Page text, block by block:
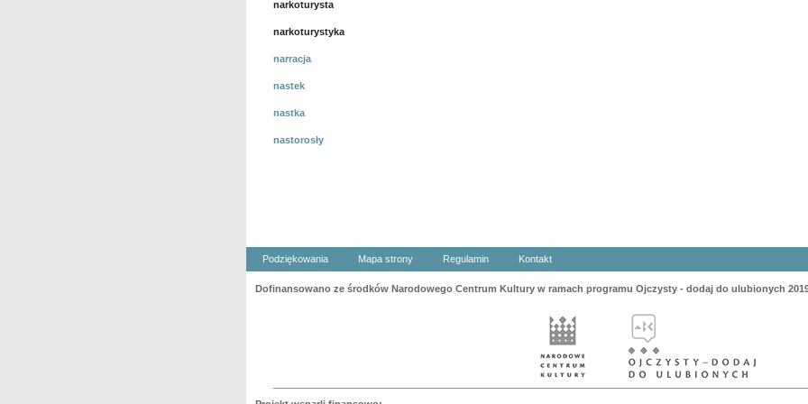
narkoturysta
narkoturystyka
narracja
nastek
nastka
nastorosły
Podziękowania Mapa strony Regulamin Kontakt
Dofinansowano ze środków Narodowego Centrum Kultury w ramach programu Ojczysty - dodaj do ulubionych